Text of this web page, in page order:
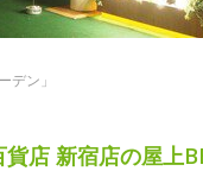
デン」
店 新宿店の屋上